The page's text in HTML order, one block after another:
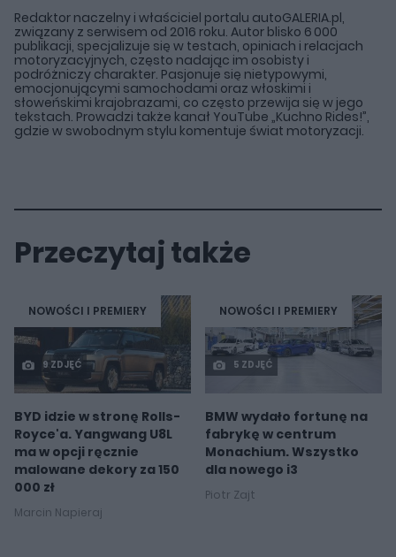
Redaktor naczelny i właściciel portalu autoGALERIA.pl,
związany z serwisem od 2016 roku. Autor blisko 6 000
publikacji, specjalizuje się w testach, opiniach i relacjach
motoryzacyjnych, często nadając im osobisty i
podróżniczy charakter. Pasjonuje się nietypowymi,
emocjonującymi samochodami oraz włoskimi i
słoweńskimi krajobrazami, co często przewija się w jego
tekstach. Prowadzi także kanał YouTube „Kuchno Rides!”,
gdzie w swobodnym stylu komentuje świat motoryzacji.
Przeczytaj także
NOWOŚCI I PREMIERY
9 ZDJĘĆ
BYD idzie w stronę Rolls-
Royce'a. Yangwang U8L
ma w opcji ręcznie
malowane dekory za 150
000 zł
Marcin Napieraj
NOWOŚCI I PREMIERY
5 ZDJĘĆ
BMW wydało fortunę na
fabrykę w centrum
Monachium. Wszystko
dla nowego i3
Piotr Zajt